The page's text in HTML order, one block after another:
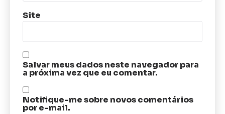
Site
Salvar meus dados neste navegador para
a próxima vez que eu comentar.
Notifique-me sobre novos comentários
por e-mail.